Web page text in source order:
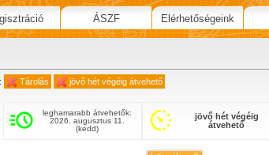
Tárolás jövő hét végéig átvehető
leghamarabb átvehetők:
2026. augusztus 11.
(kedd)
jövő hét végéig
átvehető
ÁSZF Elérhetőségeink